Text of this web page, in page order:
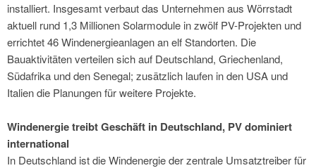
installiert. Insgesamt verbaut das Unternehmen aus Wörrstadt
aktuell rund 1,3 Millionen Solarmodule in zwölf PV-Projekten und
errichtet 46 Windenergieanlagen an elf Standorten. Die
Bauaktivitäten verteilen sich auf Deutschland, Griechenland,
Südafrika und den Senegal; zusätzlich laufen in den USA und
Italien die Planungen für weitere Projekte.
Windenergie treibt Geschäft in Deutschland, PV dominiert
international
In Deutschland ist die Windenergie der zentrale Umsatztreiber für